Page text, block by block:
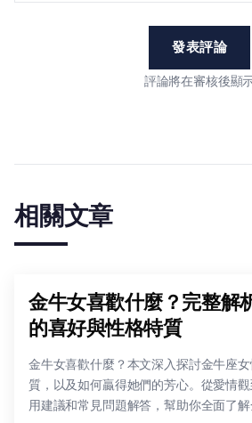
發表評論
評論將在審核後顯
相關文章
金牛女喜歡什麼？完整解
的喜好與性格特質
金牛女喜歡什麼？本文深入探討金牛座
質，以及如何贏得她們的芳心。從愛情
用建議和常見問題解答，幫助你全面了解